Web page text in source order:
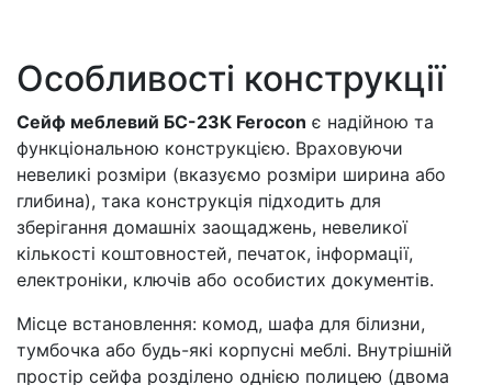
Особливості конструкції
Сейф меблевий БС-23К Ferocon є надійною та
функціональною конструкцією. Враховуючи
невеликі розміри (вказуємо розміри ширина або
глибина), така конструкція підходить для
зберігання домашніх заощаджень, невеликої
кількості коштовностей, печаток, інформації,
електроніки, ключів або особистих документів.
Місце встановлення: комод, шафа для білизни,
тумбочка або будь-які корпусні меблі. Внутрішній
простір сейфа розділено однією полицею (двома